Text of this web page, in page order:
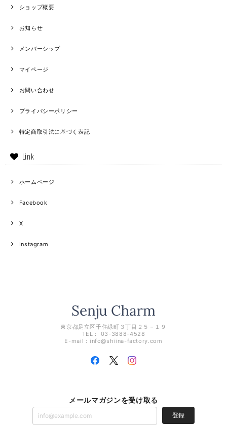
ショップ概要
お知らせ
メンバーシップ
マイページ
お問い合わせ
プライバシーポリシー
特定商取引法に基づく表記
Link
ホームページ
Facebook
X
Instagram
東京都足立区千住緑町３丁目２５－１９
TEL： 03-3888-4528
E-mail： info@shiina-factory.com
メールマガジンを受け取る
登録